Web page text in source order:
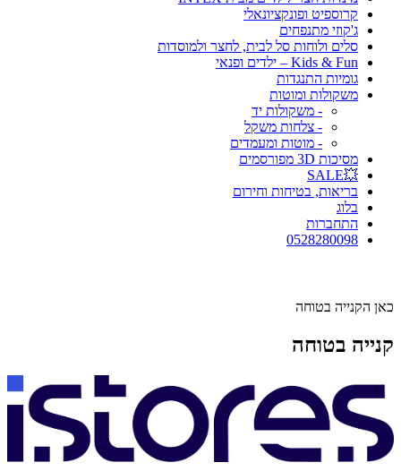
קרוספיט ופונקציונאלי
ג'קוזי מתנפחים
סלים ולוחות סל לבית, לחצר ולמוסדות
Kids & Fun – ילדים ופנאי
גומיות התנגדות
משקולות ומוטות
- משקולות יד
- צלחות משקל
- מוטות ומעמדים
מסיכות 3D מפורסמים
💥SALE
בריאות, בטיחות וחירום
בלוג
התחברות
0528280098
כאן הקנייה בטוחה
קנייה בטוחה